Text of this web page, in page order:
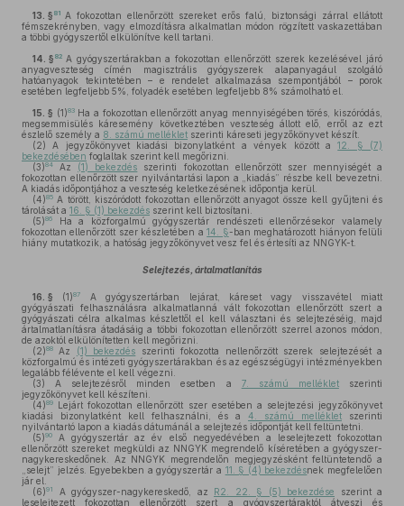
13. § 81 A fokozottan ellenőrzött szereket erős falú, biztonsági zárral ellátott
fémszekrényben, vagy elmozdításra alkalmatlan módon rögzített vaskazettában
a többi gyógyszertől elkülönítve kell tartani.
14. § 82 A gyógyszertárakban a fokozottan ellenőrzött szerek kezelésével járó
anyagveszteség címén magisztrális gyógyszerek alapanyagául szolgáló
hatóanyagok tekintetében – e rendelet alkalmazása szempontjából – porok
esetében legfeljebb 5%, folyadék esetében legfeljebb 8% számolható el.
15. § (1)83Ha a fokozottan ellenőrzött anyag mennyiségében törés, kiszóródás,
megsemmisülés káresemény következtében veszteség állott elő, erről az ezt
észlelő személy a 8. számú melléklet szerinti káreseti jegyzőkönyvet készít.
(2) A jegyzőkönyvet kiadási bizonylatként a vények között a12. § (7)
bekezdésében foglaltak szerint kell megőrizni.
(3)84 Az (1) bekezdés szerinti fokozottan ellenőrzött szer mennyiségét a
fokozottan ellenőrzött szer nyilvántartási lapon a „kiadás” részbe kell bevezetni.
A kiadás időpontjához a veszteség keletkezésének időpontja kerül.
(4)85 A törött, kiszóródott fokozottan ellenőrzött anyagot össze kell gyűjteni és
tárolását a 16. § (1) bekezdés szerint kell biztosítani.
(5)86
Ha a közforgalmú gyógyszertár rendészeti ellenőrzésekor valamely
fokozottan ellenőrzött szer készletében a14. §-ban meghatározott hiányon felüli
hiány mutatkozik, a hatóság jegyzőkönyvet vesz fel és értesíti az NNGYK-t.
Selejtezés, ártalmatlanítás
16. § (1)87
A gyógyszertárban lejárat, káreset vagy visszavétel miatt
gyógyászati felhasználásra alkalmatlanná vált fokozottan ellenőrzött szert a
gyógyászati célra alkalmas készlettől el kell választani és selejtezéséig, majd
ártalmatlanításra átadásáig a többi fokozottan ellenőrzött szerrel azonos módon,
de azoktól elkülönítetten kell megőrizni.
(2)88 Az (1) bekezdés szerinti fokozotta nellenőrzött szerek selejtezését a
közforgalmú és intézeti gyógyszertárakban és az egészségügyi intézményekben
legalább félévente el kell végezni.
(3) A selejtezésről minden esetben a 7. számú mellékletszerinti
jegyzőkönyvet kell készíteni.
(4)89
Lejárt fokozottan ellenőrzött szer esetében a selejtezési jegyzőkönyvet
kiadási bizonylatként kell felhasználni, és a 4. számú melléklet szerinti
nyilvántartó lapon a kiadás dátumánál a selejtezés időpontját kell feltüntetni.
(5)90
A gyógyszertár az év első negyedévében a leselejtezett fokozottan
ellenőrzött szereket megküldi az NNGYK megrendelő kíséretében a gyógyszer-
nagykereskedőnek. Az NNGYK megrendelőn megjegyzésként feltüntetendő a
„selejt” jelzés. Egyebekben a gyógyszertár a 11. § (4) bekezdésnek megfelelően
jár el.
(6)91 A gyógyszer-nagykereskedő, az R2. 22. § (5) bekezdése szerint a
leselejtezett fokozottan ellenőrzött szert a gyógyszertáraktól átveszi és